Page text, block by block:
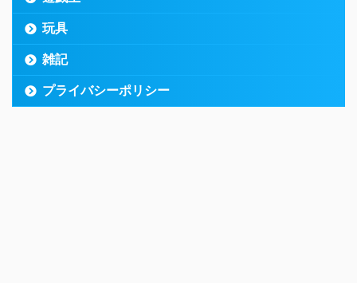
玩具
雑記
プライバシーポリシー